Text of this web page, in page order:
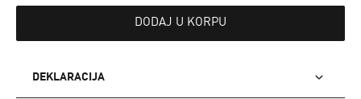
DODAJ U KORPU
DEKLARACIJA